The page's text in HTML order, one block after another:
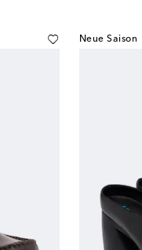
Neue Saison